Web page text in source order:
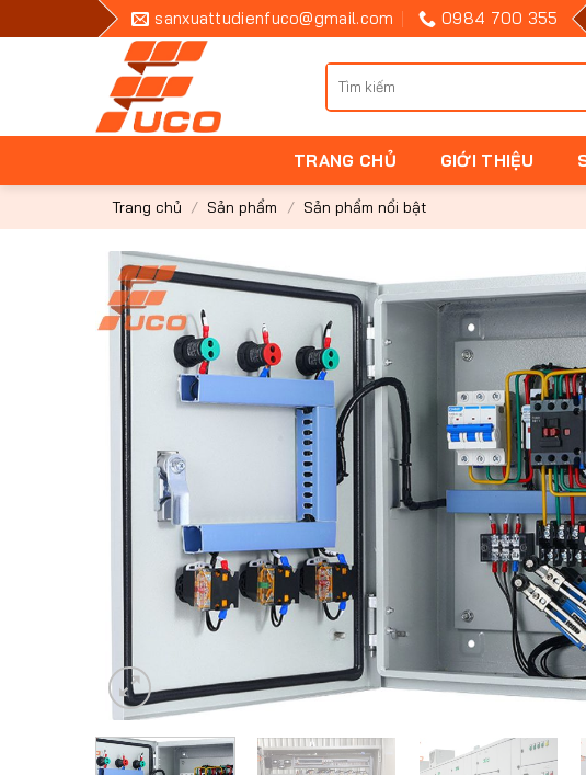
qua
sanxuattudienfuco@gmail.com 0984 700 355
kiếm
cho:
TRANG CHỦ GIỚI THIỆU
Trang chủ / Sản phẩm / Sản phẩm nổi bật